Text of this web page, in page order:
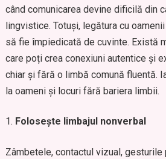
când comunicarea devine dificilă din
lingvistice. Totuși, legătura cu
să fie împiedicată de cuvinte. Există
care poți crea conexiuni autentice și
chiar și fără o limbă comună fluentă.
la oameni și locuri fără bariera limbii.
Folosește limbajul nonverbal
Zâmbetele, contactul vizual,